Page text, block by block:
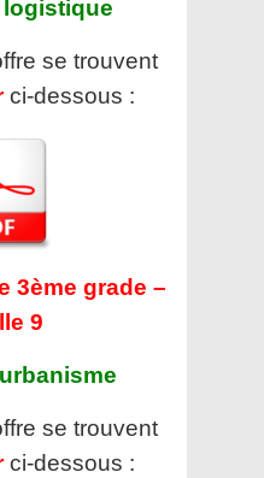
logistique
se trouvent
ci-dessous :
3ème grade –
9
urbanisme
se trouvent
ci-dessous :